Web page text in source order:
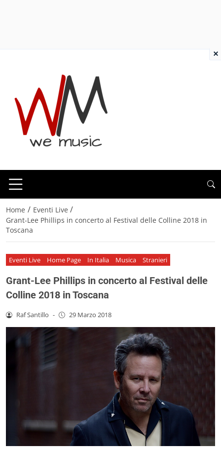
Home / Eventi Live /
Grant-Lee Phillips in concerto al Festival delle Colline 2018 in
Toscana
Eventi Live Home Page In Italia Musica Stranieri
Grant-Lee Phillips in concerto al Festival delle
Colline 2018 in Toscana
Raf Santillo - 29 Marzo 2018
×